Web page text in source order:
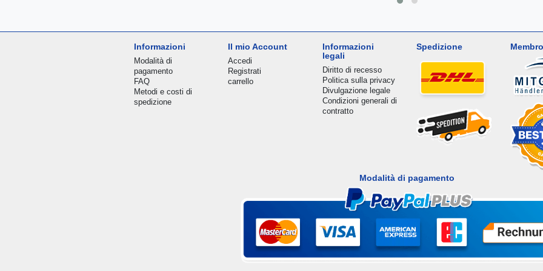
Informazioni
Modalità di
pagamento
FAQ
Metodi e costi di
spedizione
Il mio Account
Accedi
Registrati
carrello
Informazioni
legali
Diritto di recesso
Politica sulla privacy
Divulgazione legale
Condizioni generali di
contratto
Spedizione
Modalità di pagamento